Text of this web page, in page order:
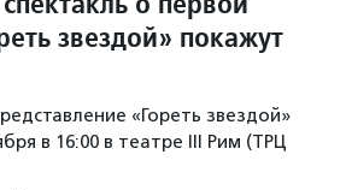
звездой» покажут
«Гореть звездой»
в 16:00 в театре III Рим (ТРЦ